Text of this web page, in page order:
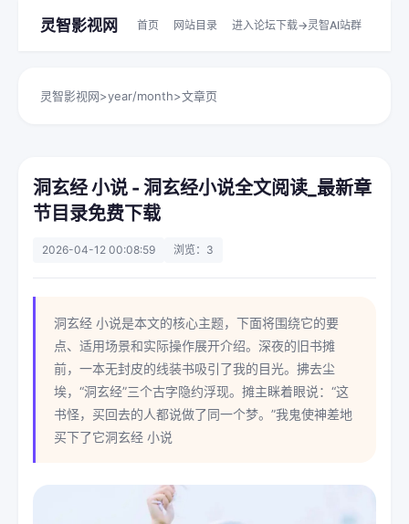
灵智影视网 首页 网站目录 进入论坛下载->灵智AI站群
灵智影视网>year/month>文章页
洞玄经 小说 - 洞玄经小说全文阅读_最新章
节目录免费下载
2026-04-12 00:08:59 浏览：3
洞玄经 小说是本文的核心主题，下面将围绕它的要
点、适用场景和实际操作展开介绍。深夜的旧书摊
前，一本无封皮的线装书吸引了我的目光。拂去尘
埃，“洞玄经”三个古字隐约浮现。摊主眯着眼说：“这
书怪，买回去的人都说做了同一个梦。”我鬼使神差地
买下了它洞玄经 小说